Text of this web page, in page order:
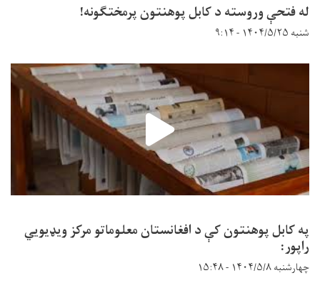
له فتحې وروسته د کابل پوهنتون پرمختګونه!
شنبه ۱۴۰۴/۵/۲۵ - ۹:۱۴
په کابل پوهنتون کې د افغانستان معلوماتو مرکز ویډیويي
راپور:
چهارشنبه ۱۴۰۴/۵/۸ - ۱۵:۴۸